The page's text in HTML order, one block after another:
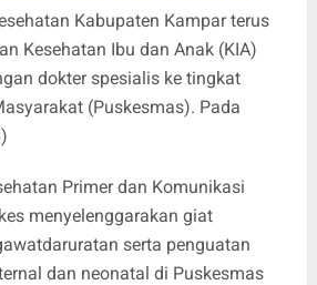
Kabupaten Kampar terus
Kesehatan Ibu dan Anak (KIA)
dokter spesialis ke tingkat
(Puskesmas). Pada
Primer dan Komunikasi
menyelenggarakan giat
serta penguatan
dan neonatal di Puskesmas